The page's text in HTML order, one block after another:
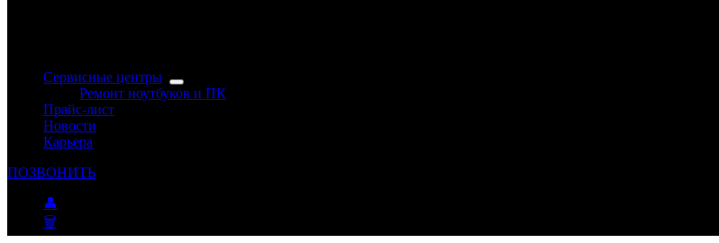
Сервисные центры
Ремонт ноутбуков и ПК
Прайс-лист
Новости
Карьера
ПОЗВОНИТЬ
👤
🗑